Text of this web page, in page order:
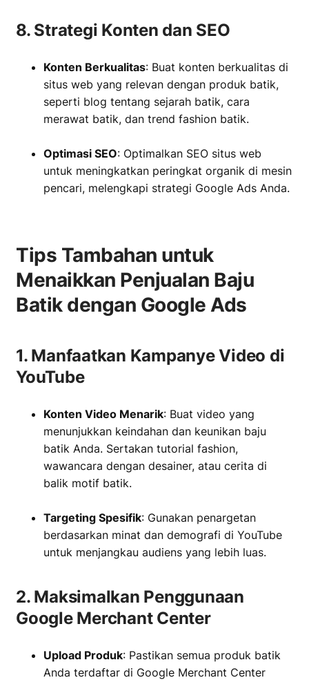
8. Strategi Konten dan SEO
Konten Berkualitas: Buat konten berkualitas di
situs web yang relevan dengan produk batik,
seperti blog tentang sejarah batik, cara
merawat batik, dan trend fashion batik.
Optimasi SEO: Optimalkan SEO situs web
untuk meningkatkan peringkat organik di mesin
pencari, melengkapi strategi Google Ads Anda.
Tips Tambahan untuk
Menaikkan Penjualan Baju
Batik dengan Google Ads
1. Manfaatkan Kampanye Video di
YouTube
Konten Video Menarik: Buat video yang
menunjukkan keindahan dan keunikan baju
batik Anda. Sertakan tutorial fashion,
wawancara dengan desainer, atau cerita di
balik motif batik.
Targeting Spesifik: Gunakan penargetan
berdasarkan minat dan demografi di YouTube
untuk menjangkau audiens yang lebih luas.
2. Maksimalkan Penggunaan
Google Merchant Center
Upload Produk: Pastikan semua produk batik
Anda terdaftar di Google Merchant Center